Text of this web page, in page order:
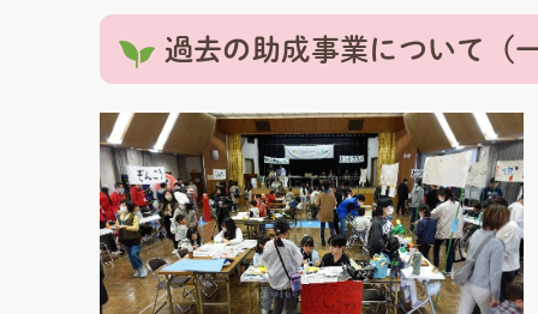
過去の助成事業について（